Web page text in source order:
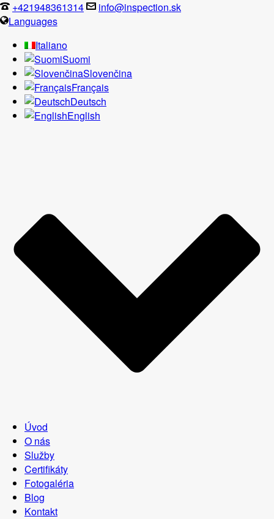
+421948361314
info@inspection.sk
Languages
Italiano
Suomi
Slovenčina
Français
Deutsch
English
Úvod
O nás
Služby
Certifikáty
Fotogaléria
Blog
Kontakt